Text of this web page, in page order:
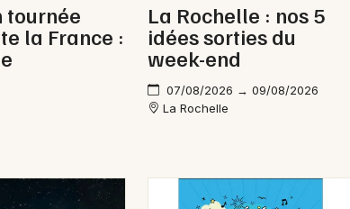
Actus à Jonzac
Magazine à Jonzac
tournée
la France :
La Rochelle : nos 5
idées sorties du
week-end
07/08/2026 → 09/08/2026
La Rochelle